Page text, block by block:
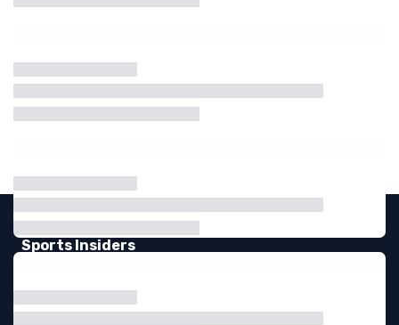
Sports Insiders
de matériel écrits pour les clubs, les salles, les coachs et les
collectivités, sous l’angle de l’exploitation plutôt que de la